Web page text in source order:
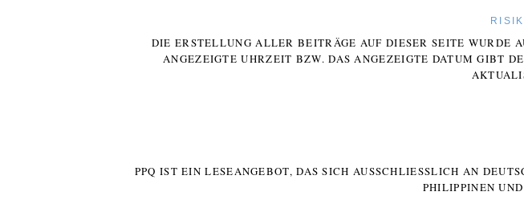
DIE ERSTELLUNG ALLER BEITRÄGE AUF DIESER SEITE WURDE
ANGEZEIGTE UHRZEIT BZW. DAS ANGEZEIGTE DATUM GIBT
PPQ IST EIN LESEANGEBOT, DAS SICH AUSSCHLIESSLICH AN
HILIPPINEN UND